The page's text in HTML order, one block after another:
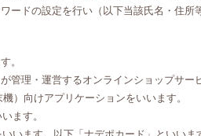
ードの設定を行い（以下当該氏名・住
。
管理・運営するオンラインショップサー
）向けアプリケーションをいいます。
ます。